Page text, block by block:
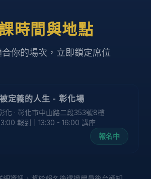
時間與地點
你的場次，立即鎖定席位
定義的人生 - 彰化場
化 · 彰化市中山路二段353號8樓
報到｜13:30 - 16:00 講座
報名中